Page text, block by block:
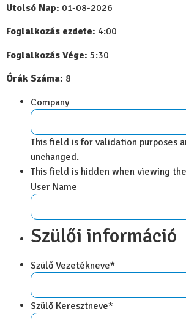
Utolsó Nap: 01-08-2026
Foglalkozás ezdete: 4:00
Foglalkozás Vége: 5:30
Órák Száma: 8
Company
This field is for validation purposes
unchanged.
This field is hidden when viewing
User Name
Szülői információ
Szülő Vezetékneve*
Szülő Keresztneve*